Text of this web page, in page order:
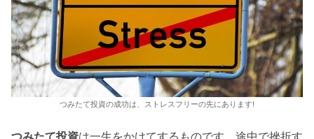
つみたて投資の成功は、ストレスフリーの先にあります!
つみたて投資は一生をかけてするものです。途中で挫折す